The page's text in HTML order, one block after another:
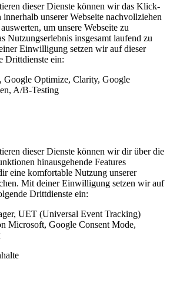
dieser Dienste können wir das Klick-
unserer Webseite nachvollziehen
um unsere Webseite zu
Nutzungserlebnis insgesamt laufend zu
Einwilligung setzen wir auf dieser
Drittdienste ein:
Google Optimize, Clarity, Google
A/B-Testing
dieser Dienste können wir dir über die
hinausgehende Features
eine komfortable Nutzung unserer
Mit deiner Einwilligung setzen wir auf
Drittdienste ein:
UET (Universal Event Tracking)
Microsoft, Google Consent Mode,